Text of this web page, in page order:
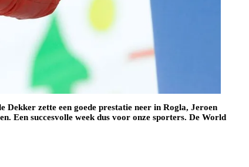
zette een goede prestatie neer in Rogla, Jeroen
Een succesvolle week dus voor onze sporters. De World